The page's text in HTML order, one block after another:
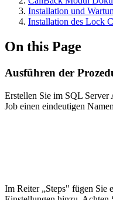
Installation und
Installation des Lock
On this Page
Ausführen der
Erstellen Sie im SQL Server
Job einen eindeutigen
Im Reiter „Steps" fügen Sie